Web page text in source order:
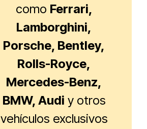
como Ferrari,
Lamborghini,
Porsche, Bentley,
Rolls-Royce,
Mercedes-Benz,
BMW, Audi y otros
vehículos exclusivos